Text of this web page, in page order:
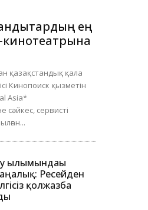
ең
қазақстандық қала
Кинопоиск қызметін
Asia*
сәйкес, сервисті
ғылымындағы
Ресейден
қолжазба